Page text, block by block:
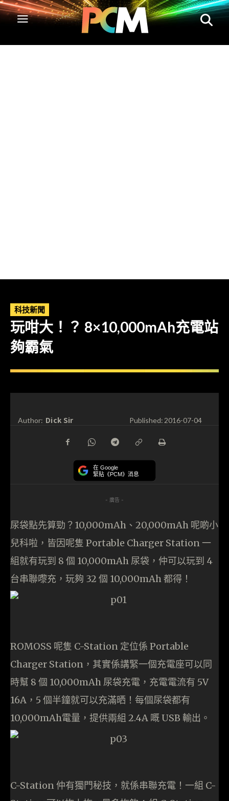
科技新聞
玩咁大！？ 8×10,000mAh充電站
夠霸氣
Author: Dick Sir Published:2016-07-04
在 Google
緊貼《PCM》消息
- 廣告 -
尿袋點先算勁？10,000mAh、20,000mAh 呢啲小
兒科啦，皆因呢隻 Portable Charger Station 一
組就有玩到 8 個 10,000mAh 尿袋，仲可以玩到 4
台串聯嚟充，玩夠 32 個 10,000mAh 都得！
ROMOSS 呢隻 C-Station 定位係 Portable
Charger Station，其實係講緊一個充電座可以同
時幫 8 個 10,000mAh 尿袋充電，充電電流有 5V
16A，5 個半鐘就可以充滿晒！每個尿袋都有
10,000mAh電量，提供兩組 2.4A 嘅 USB 輸出。
C-Station 仲有獨門秘技，就係串聯充電！一組 C-